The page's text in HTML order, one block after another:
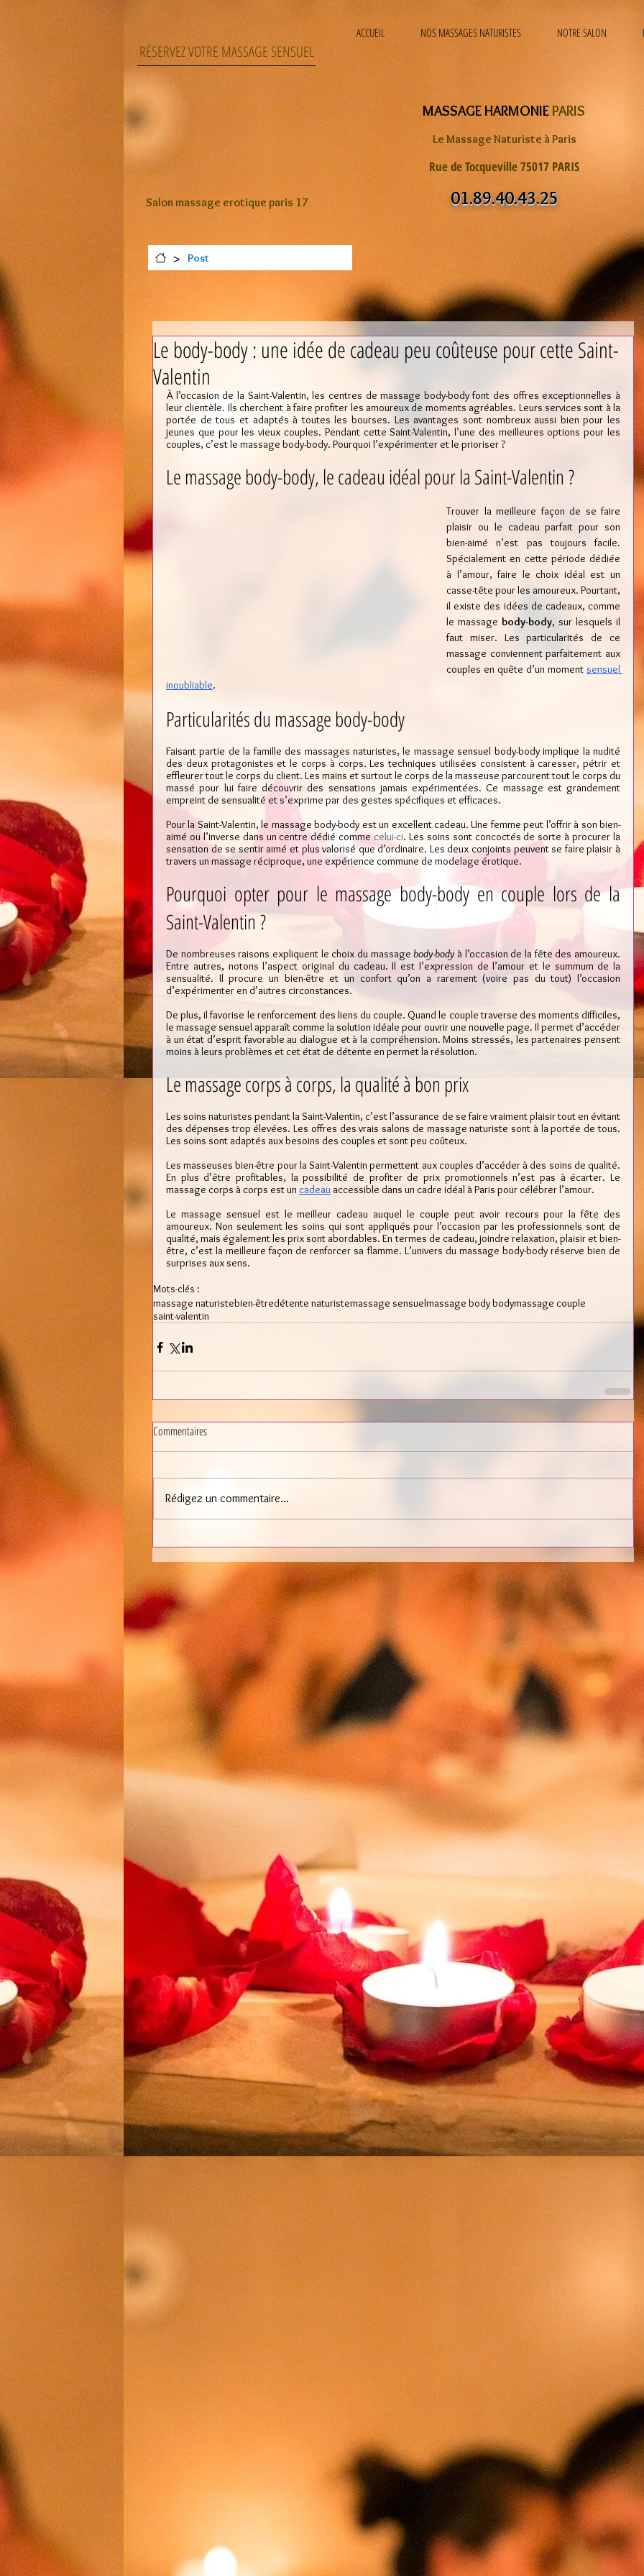
ACCUEIL NOS MASSAGES NATURISTES NOTRE SALON
RÉSERVEZ VOTRE MASSAGE SENSUEL
MASSAGE HARMONIEPARIS
Le Massage Naturiste à Paris
Rue de Tocqueville 75017 PARIS
Salon massage erotique paris 17
> Post
01.89.40.43.25
Le body-body : une idée de cadeau peu coûteuse pour cette Saint-
Valentin
À l’occasion de la Saint-Valentin, les centres de massage body-body font des offres exceptionnelles à
leur clientèle. Ils cherchent à faire profiter les amoureux de moments agréables. Leurs services sont à la
portée de tous et adaptés à toutes les bourses. Les avantages sont nombreux aussi bien pour les
jeunes que pour les vieux couples. Pendant cette Saint-Valentin, l’une des meilleures options pour les
couples, c’est le massage body-body. Pourquoi l’expérimenter et le prioriser ?
Le massage body-body, le cadeau idéal pour la Saint-Valentin ?
Trouver la meilleure façon de se faire
plaisir ou le cadeau parfait pour son
bien-aimé n’est pas toujours facile.
Spécialement en cette période dédiée
à l’amour, faire le choix idéal est un
casse-tête pour les amoureux. Pourtant,
il existe des idées de cadeaux, comme
le massage body-body, sur lesquels il
faut miser. Les particularités de ce
massage conviennent parfaitement aux
couples en quête d’un moment sensuel
inoubliable.
Particularités du massage body-body
Faisant partie de la famille des massages naturistes, le massage sensuel body-body implique la nudité
des deux protagonistes et le corps à corps. Les techniques utilisées consistent à caresser, pétrir et
effleurer tout le corps du client. Les mains et surtout le corps de la masseuse parcourent tout le corps du
massé pour lui faire découvrir des sensations jamais expérimentées. Ce massage est grandement
empreint de sensualité et s’exprime par des gestes spécifiques et efficaces.
Pour la Saint-Valentin, le massage body-body est un excellent cadeau. Une femme peut l’offrir à son bien-
aimé ou l’inverse dans un centre dédié comme celui-ci. Les soins sont concoctés de sorte à procurer la
sensation de se sentir aimé et plus valorisé que d’ordinaire. Les deux conjoints peuvent se faire plaisir à
travers un massage réciproque, une expérience commune de modelage érotique.
Pourquoi opter pour le massage body-body en couple lors de la
Saint-Valentin ?
De nombreuses raisons expliquent le choix du massage body-body à l’occasion de la fête des amoureux.
Entre autres, notons l’aspect original du cadeau. Il est l’expression de l’amour et le summum de la
sensualité. Il procure un bien-être et un confort qu’on a rarement (voire pas du tout) l’occasion
d’expérimenter en d’autres circonstances.
De plus, il favorise le renforcement des liens du couple. Quand le couple traverse des moments difficiles,
le massage sensuel apparaît comme la solution idéale pour ouvrir une nouvelle page. Il permet d’accéder
à un état d’esprit favorable au dialogue et à la compréhension. Moins stressés, les partenaires pensent
moins à leurs problèmes et cet état de détente en permet la résolution.
Le massage corps à corps, la qualité à bon prix
Les soins naturistes pendant la Saint-Valentin, c’est l’assurance de se faire vraiment plaisir tout en évitant
des dépenses trop élevées. Les offres des vrais salons de massage naturiste sont à la portée de tous.
Les soins sont adaptés aux besoins des couples et sont peu coûteux.
Les masseuses bien-être pour la Saint-Valentin permettent aux couples d’accéder à des soins de qualité.
En plus d’être profitables, la possibilité de profiter de prix promotionnels n’est pas à écarter. Le
massage corps à corps est un cadeau accessible dans un cadre idéal à Paris pour célébrer l’amour.
Le massage sensuel est le meilleur cadeau auquel le couple peut avoir recours pour la fête des
amoureux. Non seulement les soins qui sont appliqués pour l’occasion par les professionnels sont de
qualité, mais également les prix sont abordables. En termes de cadeau, joindre relaxation, plaisir et bien-
être, c’est la meilleure façon de renforcer sa flamme. L’univers du massage body-body réserve bien de
surprises aux sens.
Mots-clés :
massage naturistebien-êtredétente naturistemassage sensuelmassage body bodymassage couple
saint-valentin
Commentaires
Rédigez un commentaire...